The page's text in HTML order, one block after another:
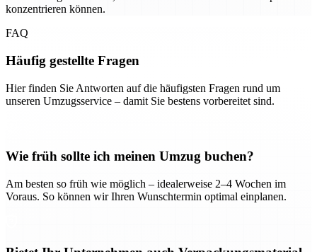
konzentrieren können.
FAQ
Häufig gestellte Fragen
Hier finden Sie Antworten auf die häufigsten Fragen rund um
unseren Umzugsservice – damit Sie bestens vorbereitet sind.
Wie früh sollte ich meinen Umzug buchen?
Am besten so früh wie möglich – idealerweise 2–4 Wochen im
Voraus. So können wir Ihren Wunschtermin optimal einplanen.